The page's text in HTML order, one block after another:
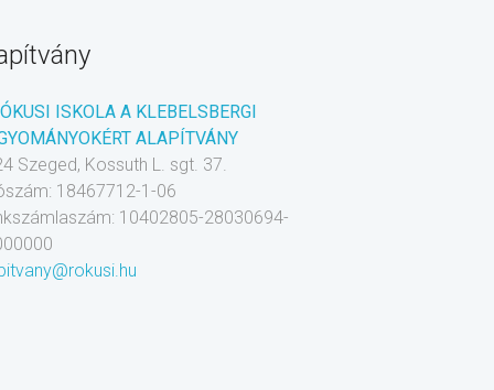
ISKOLA A KLEBELSBERGI
ALAPÍTVÁNY
Szeged, Kossuth L. sgt. 37.
18467712-1-06
10402805-28030694-